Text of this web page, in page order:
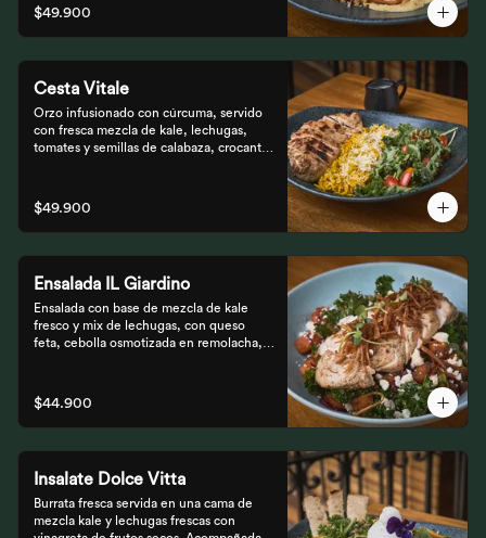
$49.900
Cesta Vitale
Orzo infusionado con cúrcuma, servido
con fresca mezcla de kale, lechugas,
tomates y semillas de calabaza, crocante
$49.900
Ensalada IL Giardino
Ensalada con base de mezcla de kale
fresco y mix de lechugas, con queso
feta, cebolla osmotizada en remolacha,
Pollo Romero y finalizada con cipolla
corcante.
$44.900
Insalate Dolce Vitta
Burrata fresca servida en una cama de
mezcla kale y lechugas frescas con